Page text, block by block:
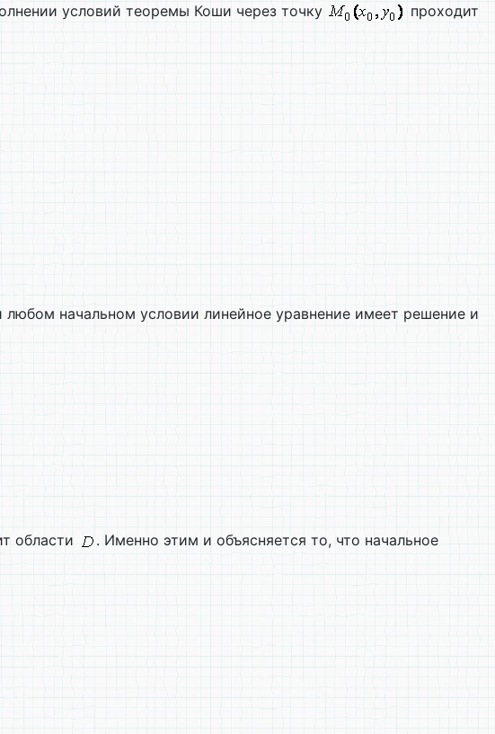
условий теоремы Коши через точку
проходит
начальном условии линейное уравнение имеет решение и
области
. Именно этим и объясняется то, что начальное